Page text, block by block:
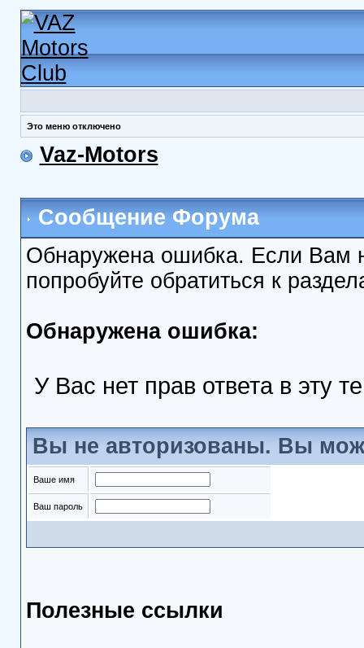
Это меню отключено
Vaz-Motors
Сообщение Форума
Обнаружена ошибка. Если Вам
попробуйте обратиться к
Обнаружена ошибка:
У Вас нет прав ответа в эту
Вы не авторизованы. Вы
Ваше имя
Ваш пароль
Полезные ссылки